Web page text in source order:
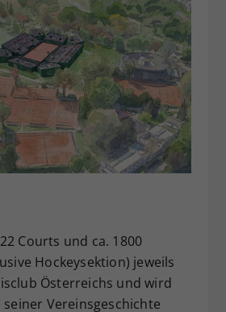
Courts und ca. 1800
Hockeysektion) jeweils
Österreichs und wird
Vereinsgeschichte